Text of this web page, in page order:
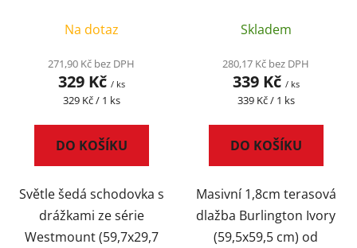
Na dotaz
271,90 Kč bez DPH
329 Kč / ks
Měrná
329 Kč / 1 ks
DO KOŠÍKU
Světle šedá schodovka s
drážkami ze série
Westmount (59,7x29,7
Skladem
280,17 Kč bez DPH
339 Kč / ks
Měrná
339 Kč / 1 ks
DO KOŠÍKU
Masivní 1,8cm terasová
dlažba Burlington Ivory
(59,5x59,5 cm) od